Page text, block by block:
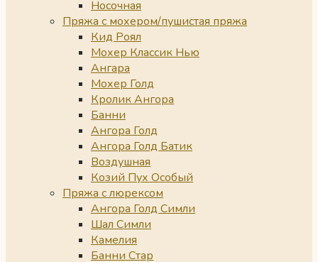
Носочная
Пряжа с мохером/пушистая пряжа
Кид Роял
Мохер Классик Нью
Ангара
Мохер Голд
Кролик Ангора
Банни
Ангора Голд
Ангора Голд Батик
Воздушная
Козий Пух Особый
Пряжа с люрексом
Ангора Голд Симли
Шал Симли
Камелия
Банни Стар